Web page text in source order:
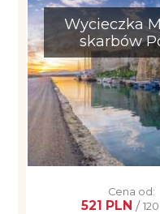
Wycieczka
skarbów
Cena od:
521 PLN /